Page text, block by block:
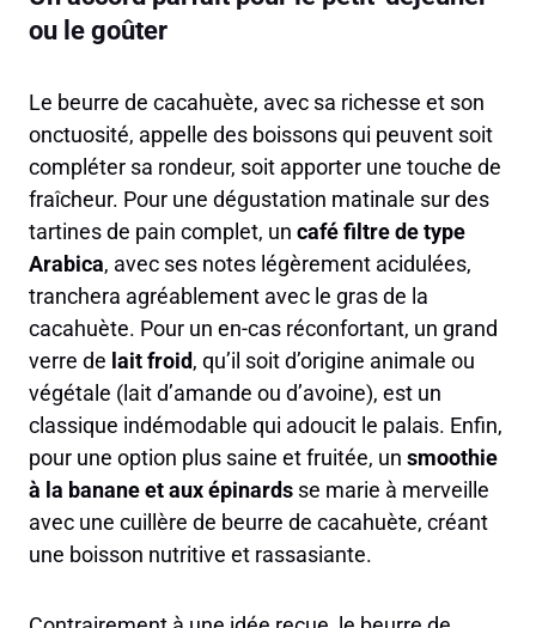
ou le goûter
Le beurre de cacahuète, avec sa richesse et son
onctuosité, appelle des boissons qui peuvent soit
compléter sa rondeur, soit apporter une touche de
fraîcheur. Pour une dégustation matinale sur des
tartines de pain complet, un café filtre de type
Arabica, avec ses notes légèrement acidulées,
tranchera agréablement avec le gras de la
cacahuète. Pour un en-cas réconfortant, un grand
verre de lait froid, qu’il soit d’origine animale ou
végétale (lait d’amande ou d’avoine), est un
classique indémodable qui adoucit le palais. Enfin,
pour une option plus saine et fruitée, un smoothie
à la banane et aux épinards se marie à merveille
avec une cuillère de beurre de cacahuète, créant
une boisson nutritive et rassasiante.